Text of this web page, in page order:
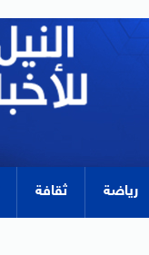
رياضة ثقافة